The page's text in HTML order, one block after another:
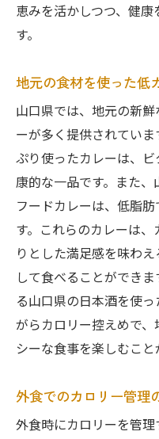
恵みを活かしつつ、健
す。
地元の食材を使った低
山口県では、地元の新
ーが多く提供されてい
ぷり使ったカレーは、
康的な一品です。また
フードカレーは、低脂
す。これらのカレーは
りとした満足感を味わ
して食べることができ
る山口県の日本酒を使
がらカロリー控えめで
シーな食事を楽しむこと
外食でのカロリー管理
外食時にカロリーを管